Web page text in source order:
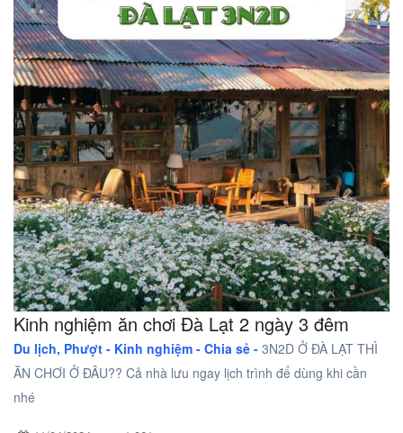
Kinh nghiệm ăn chơi Đà Lạt 2 ngày 3 đêm
Du lịch, Phượt - Kinh nghiệm - Chia sẻ - 3N2D Ở ĐÀ LẠT THÌ
ĂN CHƠI Ở ĐÂU?? Cả nhà lưu ngay lịch trình để dùng khi cần
nhé